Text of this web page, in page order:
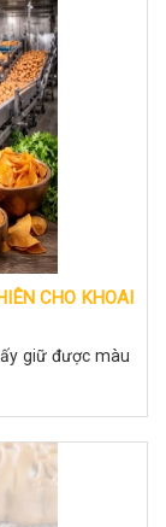
CHO KHOAI
giữ được màu